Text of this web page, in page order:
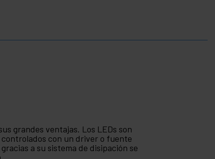
grandes ventajas. Los LEDs son
con un driver o fuente
a su sistema de disipación se